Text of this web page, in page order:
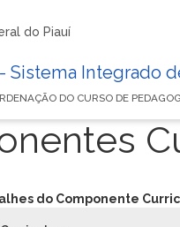
do Piauí
Sistema Integrado
DO CURSO DE
do Componente